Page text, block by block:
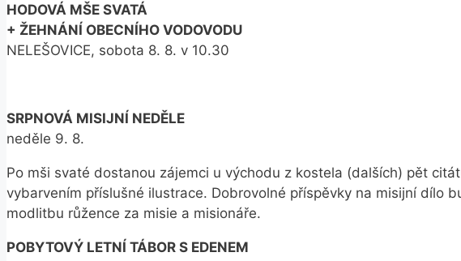
HODOVÁ MŠE SVATÁ
+ ŽEHNÁNÍ OBECNÍHO VODOVODU
NELEŠOVICE, sobota 8. 8. v 10.30
SRPNOVÁ MISIJNÍ NEDĚLE
neděle 9. 8.
Po mši svaté dostanou zájemci u východu z kostela (dalších) pět
vybarvením příslušné ilustrace. Dobrovolné příspěvky na misijní dílo
modlitbu růžence za misie a misionáře.
POBYTOVÝ LETNÍ TÁBOR S EDENEM